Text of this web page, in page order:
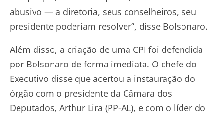
abusivo — a diretoria, seus conselheiros, seu
presidente poderiam resolver”, disse Bolsonaro.
Além disso, a criação de uma CPI foi defendida
por Bolsonaro de forma imediata. O chefe do
Executivo disse que acertou a instauração do
órgão com o presidente da Câmara dos
Deputados, Arthur Lira (PP-AL), e com o líder do